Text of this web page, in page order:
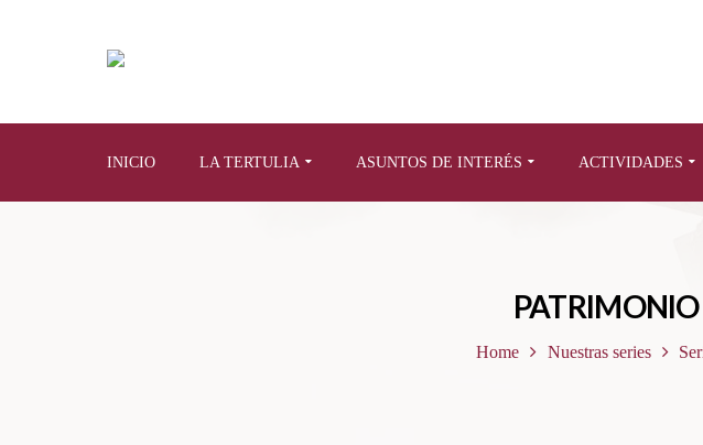
INICIO LA TERTULIA ASUNTOS DE INTERÉS ACTIVIDADES
Home Nuestras series